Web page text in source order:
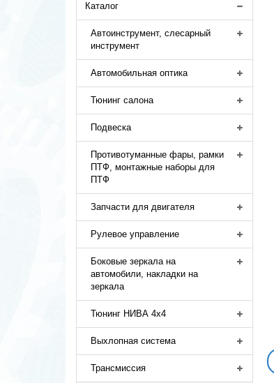
Каталог
Автоинструмент, слесарный
инструмент
Автомобильная оптика
Тюнинг салона
Подвеска
Противотуманные фары, рамки
ПТФ, монтажные наборы для
ПТФ
Запчасти для двигателя
Рулевое управление
Боковые зеркала на
автомобили, накладки на
зеркала
Тюнинг НИВА 4х4
Выхлопная система
Трансмиссия